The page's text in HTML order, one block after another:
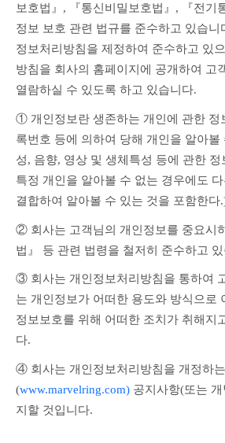
보호법』, 『통신비밀보호법』, 『전기
정보 보호 관련 법규를 준수하고 있습니
정보처리방침을 제정하여 준수하고 있
방침을 회사의 홈페이지에 공개하여 고
열람하실 수 있도록 하고 있습니다.
① 개인정보란 생존하는 개인에 관한 정
록번호 등에 의하여 당해 개인을 알아볼
성, 음향, 영상 및 생체특성 등에 관한
특정 개인을 알아볼 수 없는 경우에도
결합하여 알아볼 수 있는 것을 포함한다
② 회사는 고객님의 개인정보를 중요시
법』 등 관련 법령을 철저히 준수하고
③ 회사는 개인정보처리방침을 통하여
는 개인정보가 어떠한 용도와 방식으로
정보보호를 위해 어떠한 조치가 취해지
다.
④ 회사는 개인정보처리방침을 개정하
(www.marvelring.com) 공지사항(또는
지할 것입니다.